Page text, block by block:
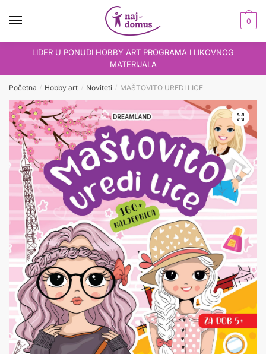
0
LIDER U PONUDI HOBBY ART PROGRAMA I LIKOVNOG
MATERIJALA
Početna / Hobby art / Noviteti / MAŠTOVITO UREDI LICE